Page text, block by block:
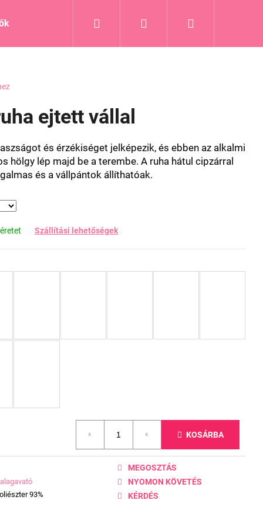
Keresés Bejelentkezés
ejtett vállal
és érzékiséget jelképezik, és ebben az alkalmi
hölgy lép majd be a terembe. A ruha hátul cipzárral
és a vállpántok állíthatóak.
Szállítási lehetőségek
KOSÁRBA
93%
KÉRDÉS
NYOMON KÖVETÉS
MEGOSZTÁS